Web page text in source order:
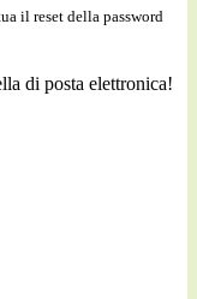
il reset della password
di posta elettronica!